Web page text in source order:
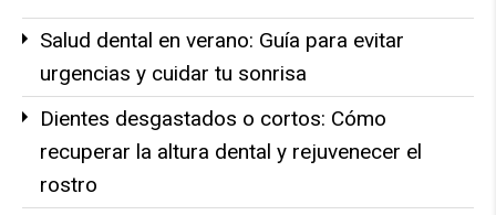
Salud dental en verano: Guía para evitar
urgencias y cuidar tu sonrisa
Dientes desgastados o cortos: Cómo
recuperar la altura dental y rejuvenecer el
rostro